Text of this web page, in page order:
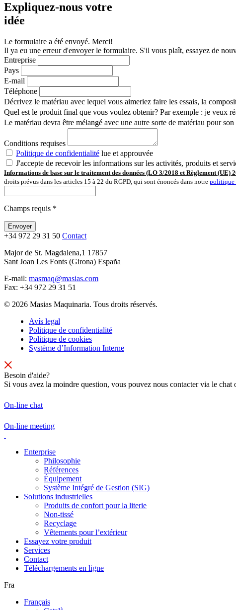
Expliquez-nous votre
idée
Le formulaire a été envoyé. Merci!
Il ya eu une erreur d'envoyer le formulaire. S'il vous plaît, essayez de
Entreprise
Pays
E-mail
Téléphone
Décrivez le matériau avec lequel vous aimeriez faire les essais, la
Quel est le produit final que vous voulez obtenir? Par exemple : je veux
Le matériau devra être mélangé avec une autre sorte de matériau pour
Conditions requises
Politique de confidentialité lue et approuvée
J'accepte de recevoir les informations sur les activités, produits et
Informations de base sur le traitement des données (LO 3/2018 et Règlement (UE)
droits prévus dans les articles 15 à 22 du RGPD, qui sont énoncés dans notre politique
Champs requis *
+34 972 29 31 50 Contact
Major de St. Magdalena,1 17857
Sant Joan Les Fonts (Girona) España
E-mail: masmaq@masias.com
Fax: +34 972 29 31 51
© 2026 Masias Maquinaria. Tous droits réservés.
Avís legal
Politique de confidentialité
Politique de cookies
Système d’Information Interne
Besoin d'aide?
Si vous avez la moindre question, vous pouvez nous contacter via le chat
On-line chat
On-line meeting
Enterprise
Philosophie
Références
Équipement
Système Intégré de Gestion (SIG)
Solutions industrielles
Produits de confort pour la literie
Non-tissé
Recyclage
Vêtements pour l’extérieur
Essayez votre produit
Services
Contact
Téléchargements en ligne
Fra
Français